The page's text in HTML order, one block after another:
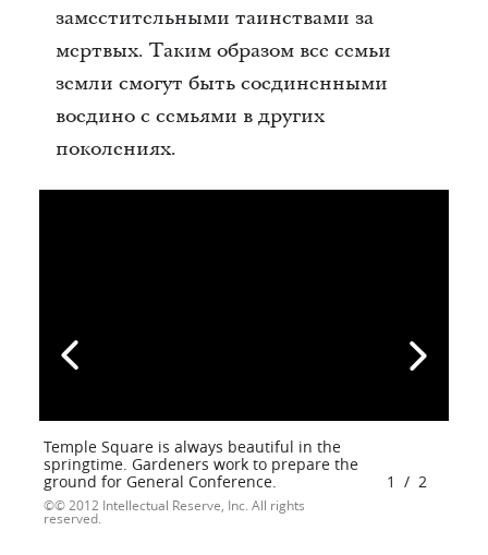
заместительными таинствами за
мертвых. Таким образом все семьи
земли смогут быть соединенными
воедино с семьями в других
поколениях.
Temple Square is always beautiful in the
springtime. Gardeners work to prepare the
ground for General Conference.
© 2012 Intellectual Reserve, Inc. All rights
reserved.
1 / 2